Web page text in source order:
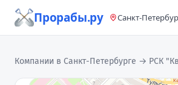
Прорабы.ру Санкт-
Компании в Санкт-Петербурге → РСК